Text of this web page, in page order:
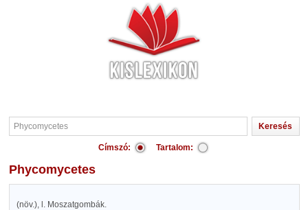
Címszó: Tartalom:
Phycomycetes
(növ.), l. Moszatgombák.